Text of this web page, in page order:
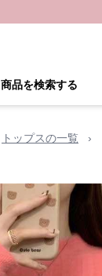
商品を検索する
トップスの一覧 ›